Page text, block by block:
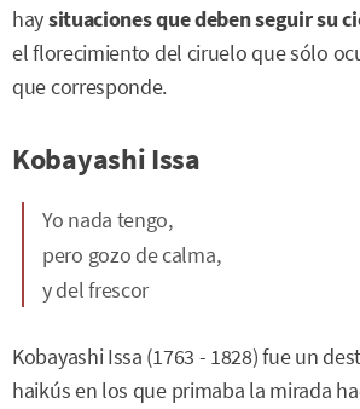
haysituaciones que deben seguir su
el florecimiento del ciruelo que sólo
que corresponde.
Kobayashi Issa
Yo nada tengo,
pero gozo de calma,
y del frescor
Kobayashi Issa (1763 - 1828) fue un
haikús en los que primaba la mirada